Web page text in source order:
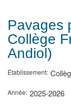
d'Ariane
Pavages
Collège
Andiol)
Établissement
Année 2025-2026